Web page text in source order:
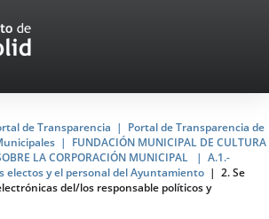
de Transparencia
Portal de Transparencia de
FUNDACIÓN MUNICIPAL DE CULTURA
LA CORPORACIÓN MUNICIPAL
A.1.-
electos y el personal del Ayuntamiento
2. Se
del/los responsable políticos y